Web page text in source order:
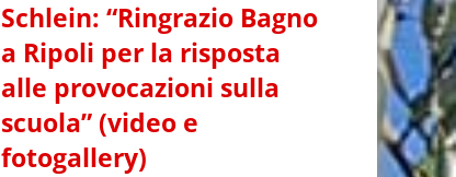
Schlein: “Ringrazio Bagno
a Ripoli per la risposta
alle provocazioni sulla
scuola” (video e
fotogallery)